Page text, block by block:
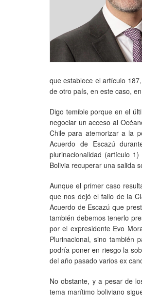
que establece el artículo
de otro país, en este caso,
Digo temible porque en el
negociar un acceso al
Chile para atemorizar a la
Acuerdo de Escazú
plurinacionalidad (artículo
Bolivia recuperar una salida
Aunque el primer caso
que nos dejó el fallo de la
Acuerdo de Escazú que
también debemos tenerlo
por el expresidente Evo
Plurinacional, sino también
podría poner en riesgo la
del año pasado varios ex
No obstante, y a pesar de
tema marítimo boliviano